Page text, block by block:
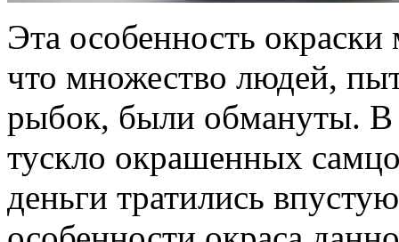
Эта особенность
что множество людей,
рыбок, были обмануты. В
тускло окрашенных
деньги тратились